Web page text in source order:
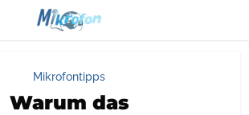
Mikrofontipps
Warum das